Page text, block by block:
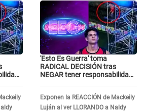
'Esto Es Guerra' toma
RADICAL DECISIÓN tras
NEGAR tener responsabilidad
Exponen la REACCIÓN de Mackeily
Luján al ver LLORANDO a Naldy